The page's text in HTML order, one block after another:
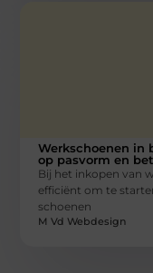
Werkschoenen in
op pasvorm en
Bij het inkopen van
efficiënt om te
schoenen
M Vd Webdesign